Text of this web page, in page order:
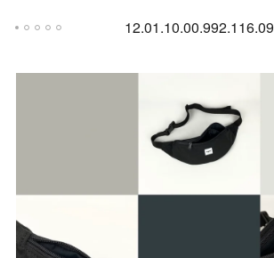
12.01.10.00.992.116.09